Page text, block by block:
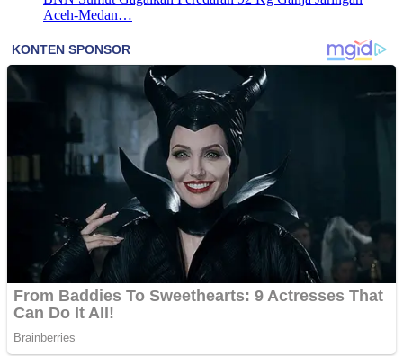
Aceh-Medan…